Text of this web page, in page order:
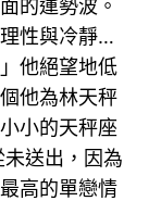
的運勢波。
理性與冷靜…
他絕望地低
他為林天秤
小的天秤座
送出，因為
高的單戀情